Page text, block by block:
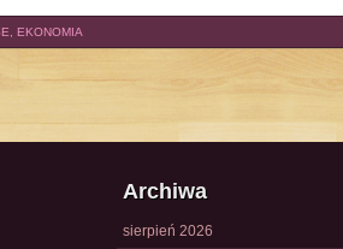
EKONOMIA
Archiwa
sierpień 2026